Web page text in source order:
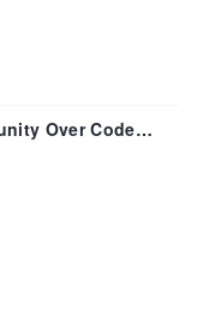
Over Code